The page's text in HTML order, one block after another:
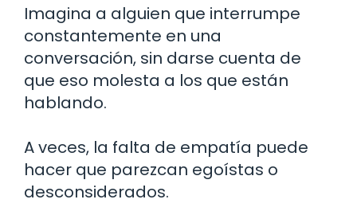
Imagina a alguien que interrumpe
constantemente en una
conversación, sin darse cuenta de
que eso molesta a los que están
hablando.
A veces, la falta de empatía puede
hacer que parezcan egoístas o
desconsiderados.